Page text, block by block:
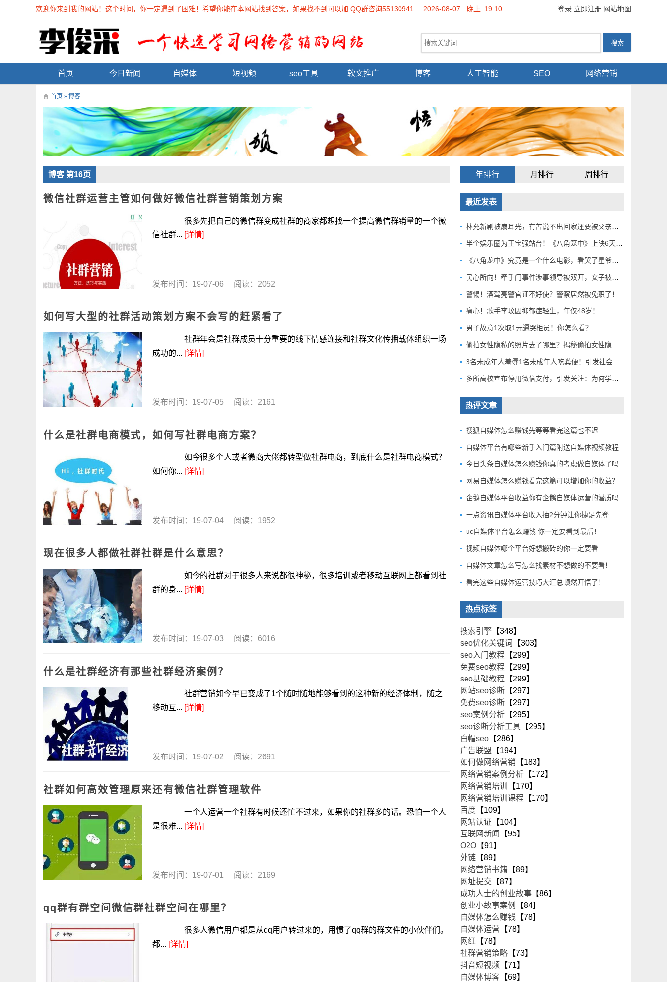
登录 立即注册 网站地图
欢迎你来到我的网站！这个时间，你一定遇到了困难！希望你能在本网站找到答案，如果找不到可以加 QQ群咨询55130941 2026-08-07 晚上 19:11
首页 今日新闻 自媒体 短视频 seo工具 软文推广 博客 人工智能 SEO 网络营销
首页 » 博客
博客 第16页
微信社群运营主管如何做好微信社群营销策划方案
很多先把自己的微信群变成社群的商家都想找一个提高微信群销量的一个微
信社群... [详情]
发布时间：19-07-06 阅读：2052
如何写大型的社群活动策划方案不会写的赶紧看了
社群年会是社群成员十分重要的线下情感连接和社群文化传播载体组织一场
成功的... [详情]
发布时间：19-07-05 阅读：2161
什么是社群电商模式，如何写社群电商方案？
如今很多个人或者微商大佬都转型做社群电商，到底什么是社群电商模式？
如何你... [详情]
发布时间：19-07-04 阅读：1952
现在很多人都做社群社群是什么意思？
如今的社群对于很多人来说都很神秘，很多培训或者移动互联网上都看到社
群的身... [详情]
发布时间：19-07-03 阅读：6016
什么是社群经济有那些社群经济案例？
社群营销如今早已变成了1个随时随地能够看到的这种新的经济体制，随之
移动互... [详情]
发布时间：19-07-02 阅读：2691
社群如何高效管理原来还有微信社群管理软件
一个人运营一个社群有时候还忙不过来，如果你的社群多的话。恐怕一个人
是很难... [详情]
发布时间：19-07-01 阅读：2169
qq群有群空间微信群社群空间在哪里？
很多人微信用户都是从qq用户转过来的，用惯了qq群的群文件的小伙伴们。
都... [详情]
年排行 月排行 周排行
最近发表
警惕！酒驾亮警官证不好使？警察居然被免职了！
痛心！歌手李玟因抑郁症轻生，年仅48岁！
男子故意1次取1元逼哭柜员！你怎么看？
热评文章
搜狐自媒体怎么赚钱先等等看完这篇也不迟
自媒体平台有哪些新手入门篇附送自媒体视频教程
今日头条自媒体怎么赚钱你真的考虑做自媒体了吗
网易自媒体怎么赚钱看完这篇可以增加你的收益？
企鹅自媒体平台收益你有企鹅自媒体运营的潜质吗
一点资讯自媒体平台收入抽2分钟让你捷足先登
uc自媒体平台怎么赚钱 你一定要看到最后！
视频自媒体哪个平台好想搬砖的你一定要看
自媒体文章怎么写怎么找素材不想做的不要看！
看完这些自媒体运营技巧大汇总顿然开悟了！
热点标签
搜索引擎 【348】
seo优化关键词
【303】
seo入门教程 【299】
免费seo教程 【299】
seo基础教程 【299】
网站seo诊断 【297】
免费seo诊断 【297】
seo案例分析 【295】
seo诊断分析工具 【295】
白帽seo 【286】
广告联盟 【194】
如何做网络营销 【183】
网络营销案例分析 【172】
网络营销培训
【170】
网络营销培训课程 【170】
百度 【109】
网站认证 【104】
互联网新闻
【95】
O2O 【91】
外链 【89】
网络营销书籍 【89】
网址提交 【87】
成功人士的创业故事 【86】
创业小故事案例
【84】
自媒体怎么赚钱 【78】
自媒体运营 【78】
网红 【78】
社群营销策略 【73】
抖音短视频 【71】
自媒体博客 【69】